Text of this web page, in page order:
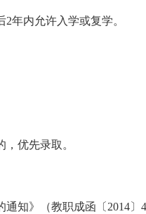
内允许入学或复学。
优先录取。
知》（教职成函〔2014〕4